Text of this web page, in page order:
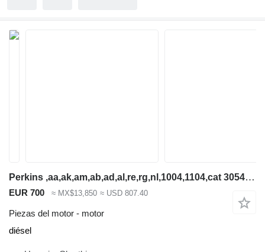
Perkins ,aa,ak,am,ab,ad,al,re,rg,nl,1004,1104,cat 3054,cat 3054c,jcb dis motor para retroexcavadora
EUR 700 ≈ MX$13,850 ≈ USD 807.40
Piezas del motor - motor
diésel